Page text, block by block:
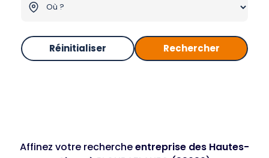
Réinitialiser Rechercher
Affinez votre rechercheentreprise des Hautes-